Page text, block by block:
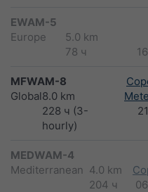
EWAM-5
Europe
5.0 km
78 ч
MFWAM-8
Global8.0 km
228 ч (3-
hourly)
MEDWAM-4
Mediterranean 4.0 km
204 ч